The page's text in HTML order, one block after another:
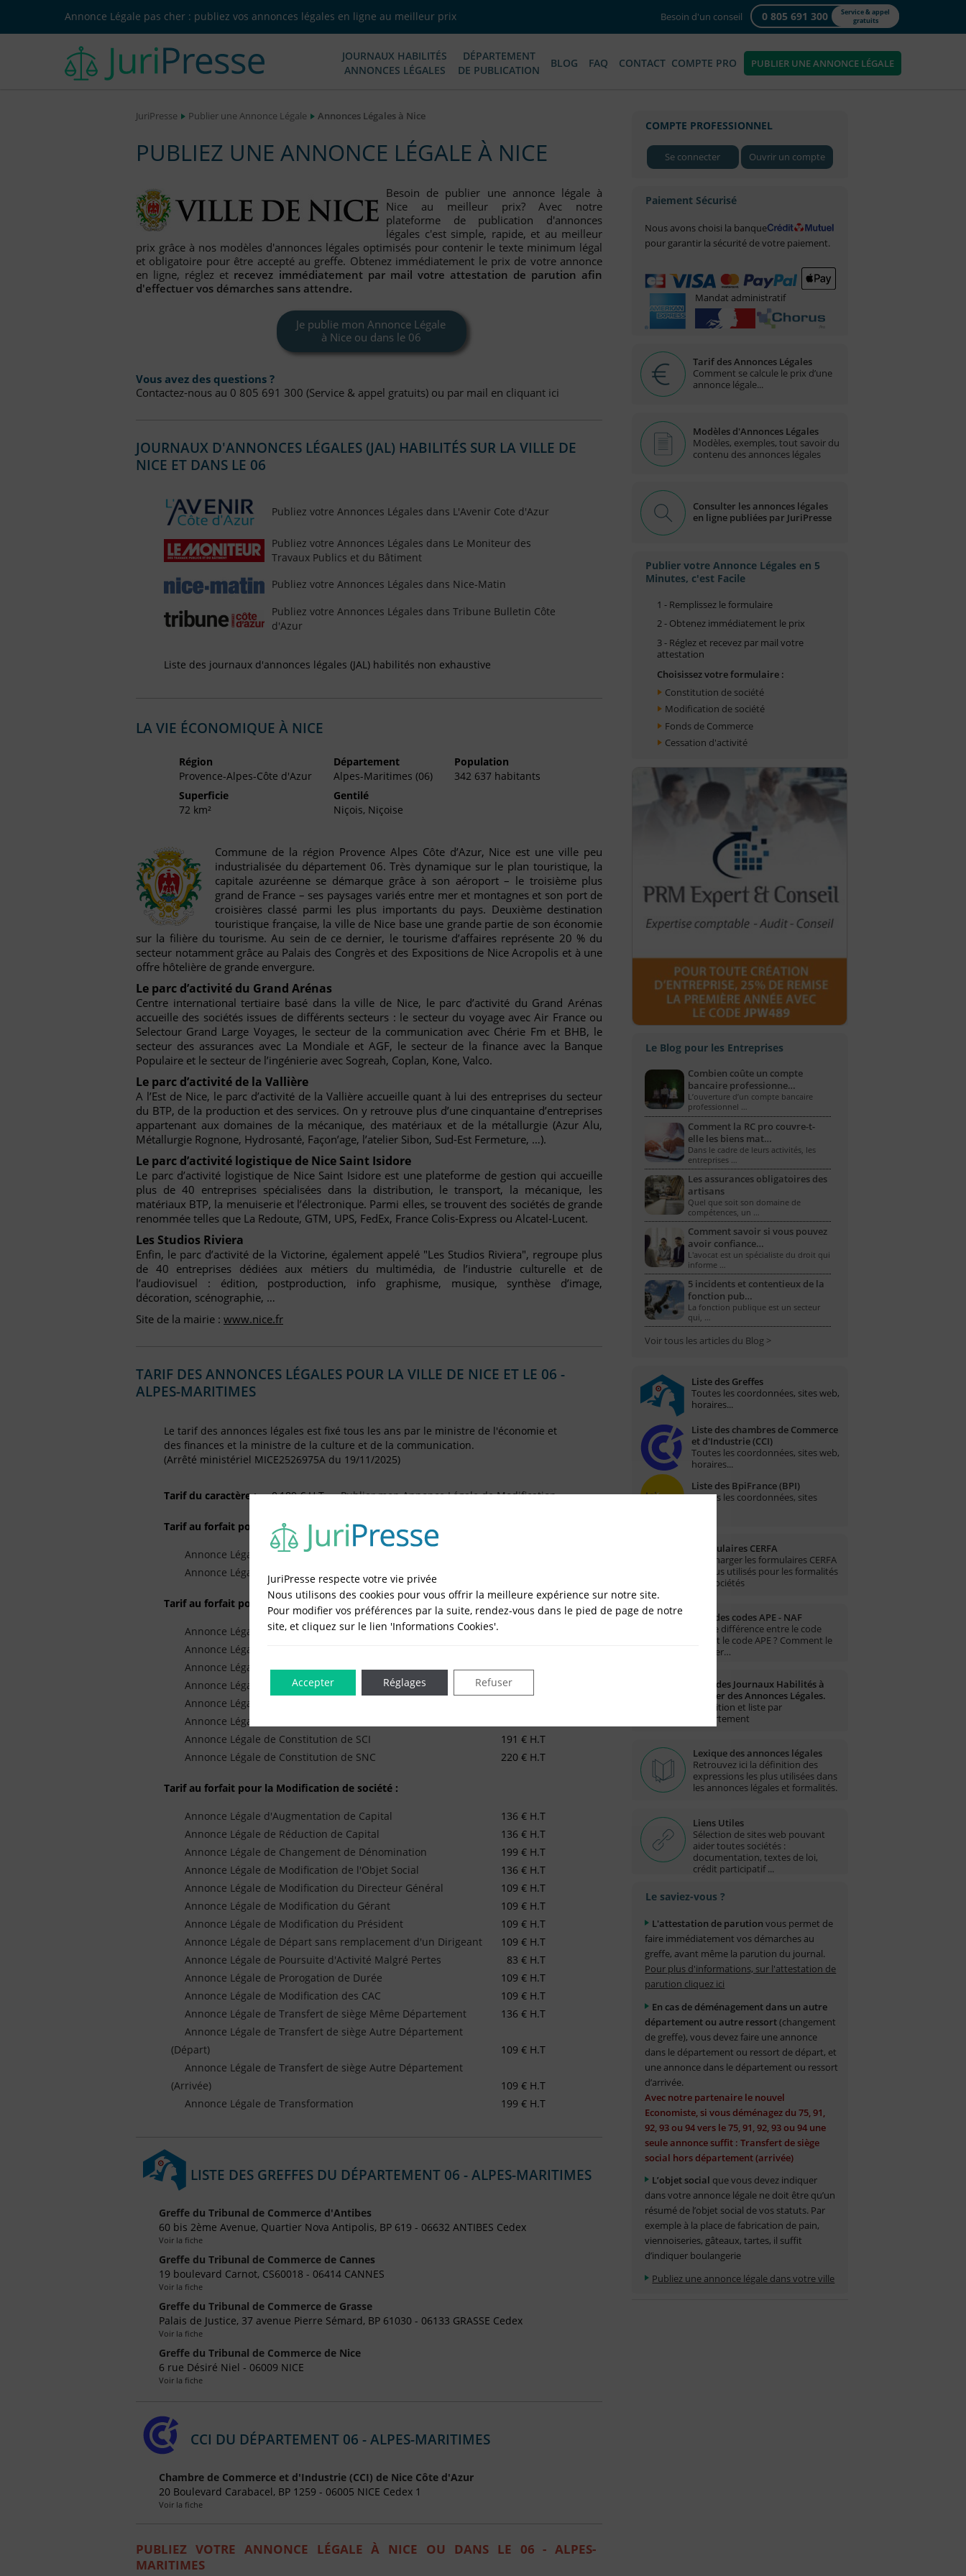
Annonce Légale pas cher : publiez vos annonces légales en ligne au meilleur prix Besoin d'un conseil 0 805 691 300
Service & appel
gratuits
JOURNAUX HABILITÉS
ANNONCES LÉGALES
DÉPARTEMENT
DE PUBLICATION
BLOG FAQ CONTACT COMPTE PRO PUBLIER UNE ANNONCE LÉGALE
JuriPresse Publier une Annonce Légale Annonces Légales à Nice
PUBLIEZ UNE ANNONCE LÉGALE À NICE
Besoin de publier une annonce légale à
Nice au meilleur prix? Avec notre
plateforme de publication d'annonces
légales c'est simple, rapide, et au meilleur
prix grâce à nos modèles d'annonces légales optimisés pour contenir le texte minimum légal
et obligatoire pour être accepté au greffe. Obtenez immédiatement le prix de votre annonce
en ligne, réglez et recevez immédiatement par mail votre attestation de parution afin
d'effectuer vos démarches sans attendre.
Je publie mon Annonce Légale
à Nice ou dans le 06
Vous avez des questions ?
Contactez-nous au 0 805 691 300 (Service & appel gratuits) ou par mail en cliquant ici
JOURNAUX D'ANNONCES LÉGALES (JAL) HABILITÉS SUR LA VILLE DE
NICE ET DANS LE 06
Publiez votre Annonces Légales dans L'Avenir Cote d'Azur
Publiez votre Annonces Légales dans Le Moniteur des
Travaux Publics et du Bâtiment
Publiez votre Annonces Légales dans Nice-Matin
Publiez votre Annonces Légales dans Tribune Bulletin Côte
d'Azur
Liste des journaux d'annonces légales (JAL) habilités non exhaustive
LA VIE ÉCONOMIQUE À NICE
Région
Provence-Alpes-Côte d'Azur
Département
Alpes-Maritimes (06)
Population
342 637 habitants
Superficie
72 km²
Gentilé
Niçois, Niçoise
Commune de la région Provence Alpes Côte d’Azur, Nice est une ville peu
industrialisée du département 06. Très dynamique sur le plan touristique, la
capitale azuréenne se démarque grâce à son aéroport – le troisième plus
grand de France – ses paysages variés entre mer et montagnes et son port de
croisières classé parmi les plus importants du pays. Deuxième destination
touristique française, la ville de Nice base une grande partie de son économie
sur la filière du tourisme. Au sein de ce dernier, le tourisme d’affaires représente 20 % du
secteur notamment grâce au Palais des Congrès et des Expositions de Nice Acropolis et à une
offre hôtelière de grande envergure.
Le parc d’activité du Grand Arénas
Centre international tertiaire basé dans la ville de Nice, le parc d’activité du Grand Arénas
accueille des sociétés issues de différents secteurs : le secteur du voyage avec Air France ou
Selectour Grand Large Voyages, le secteur de la communication avec Chérie Fm et BHB, le
secteur des assurances avec La Mondiale et AGF, le secteur de la finance avec la Banque
Populaire et le secteur de l’ingénierie avec Sogreah, Coplan, Kone, Valco.
Le parc d’activité de la Vallière
A l’Est de Nice, le parc d’activité de la Vallière accueille quant à lui des entreprises du secteur
du BTP, de la production et des services. On y retrouve plus d’une cinquantaine d’entreprises
appartenant aux domaines de la mécanique, des matériaux et de la métallurgie (Azur Alu,
Métallurgie Rognone, Hydrosanté, Façon’age, l’atelier Sibon, Sud-Est Fermeture, …).
Le parc d’activité logistique de Nice Saint Isidore
Le parc d’activité logistique de Nice Saint Isidore est une plateforme de gestion qui accueille
plus de 40 entreprises spécialisées dans la distribution, le transport, la mécanique, les
matériaux BTP, la menuiserie et l’électronique. Parmi elles, se trouvent des sociétés de grande
renommée telles que La Redoute, GTM, UPS, FedEx, France Colis-Express ou Alcatel-Lucent.
Les Studios Riviera
Enfin, le parc d’activité de la Victorine, également appelé "Les Studios Riviera", regroupe plus
de 40 entreprises dédiées aux métiers du multimédia, de l’industrie culturelle et de
l’audiovisuel : édition, postproduction, info graphisme, musique, synthèse d’image,
décoration, scénographie, …
Site de la mairie : www.nice.fr
TARIF DES ANNONCES LÉGALES POUR LA VILLE DE NICE ET LE 06 -
ALPES-MARITIMES
Le tarif des annonces légales est fixé tous les ans par le ministre de l'économie et
des finances et la ministre de la culture et de la communication.
(Arrêté ministériel MICE2526975A du 19/11/2025)
Tarif du caractère : 0,189 € H.T Publier mon Annonce Légale de Modification
Tarif au forfait pour la Cessation d'activité :
Annonce Légale de Dissolution anticipée
Annonce Légale de Clôture de liquidation
Tarif au forfait pour la Constitution de société :
Annonce Légale de Constitution d'EURL
Annonce Légale de Constitution de SARL
Annonce Légale de Constitution de SA
399 € H.T
Annonce Légale de Constitution de SAS
199 € H.T
Annonce Légale de Constitution de SASU
Annonce Légale de Constitution de SC
Annonce Légale de Constitution de SCI
191 € H.T
Annonce Légale de Constitution de SNC
220 € H.T
Tarif au forfait pour la Modification de société :
Annonce Légale d'Augmentation de Capital
136 € H.T
Annonce Légale de Réduction de Capital
136 € H.T
Annonce Légale de Changement de Dénomination
199 € H.T
Annonce Légale de Modification de l'Objet Social
136 € H.T
Annonce Légale de Modification du Directeur Général
109 € H.T
Annonce Légale de Modification du Gérant
109 € H.T
Annonce Légale de Modification du Président
109 € H.T
Annonce Légale de Départ sans remplacement d'un Dirigeant
109 € H.T
Annonce Légale de Poursuite d'Activité Malgré Pertes
83 € H.T
Annonce Légale de Prorogation de Durée
109 € H.T
Annonce Légale de Modification des CAC
109 € H.T
Annonce Légale de Transfert de siège Même Département
136 € H.T
Annonce Légale de Transfert de siège Autre Département
(Départ)
109 € H.T
Annonce Légale de Transfert de siège Autre Département
(Arrivée)
109 € H.T
Annonce Légale de Transformation
199 € H.T
LISTE DES GREFFES DU DÉPARTEMENT 06 - ALPES-MARITIMES
Greffe du Tribunal de Commerce d'Antibes
60 bis 2ème Avenue, Quartier Nova Antipolis, BP 619 - 06632 ANTIBES Cedex
Voir la fiche
Greffe du Tribunal de Commerce de Cannes
19 boulevard Carnot, CS60018 - 06414 CANNES
Voir la fiche
Greffe du Tribunal de Commerce de Grasse
Palais de Justice, 37 avenue Pierre Sémard, BP 61030 - 06133 GRASSE Cedex
Voir la fiche
Greffe du Tribunal de Commerce de Nice
6 rue Désiré Niel - 06009 NICE
Voir la fiche
CCI DU DÉPARTEMENT 06 - ALPES-MARITIMES
Chambre de Commerce et d'Industrie (CCI) de Nice Côte d'Azur
20 Boulevard Carabacel, BP 1259 - 06005 NICE Cedex 1
Voir la fiche
PUBLIEZ VOTRE ANNONCE LÉGALE À NICE OU DANS LE 06 - ALPES-
MARITIMES
COMPTE PROFESSIONNEL
Se connecter Ouvrir un compte
Paiement Sécurisé
Nous avons choisi la banque
pour garantir la sécurité de votre paiement.
Mandat administratif
Tarif des Annonces Légales
Comment se calcule le prix d’une
annonce légale...
Modèles d'Annonces Légales
Modèles, exemples, tout savoir du
contenu des annonces légales
Consulter les annonces légales
en ligne publiées par JuriPresse
Publier votre Annonce Légales en 5
Minutes, c'est Facile
1 - Remplissez le formulaire
2 - Obtenez immédiatement le prix
3 - Réglez et recevez par mail votre
attestation
Choisissez votre formulaire :
Constitution de société
Modification de société
Fonds de Commerce
Cessation d'activité
Le Blog pour les Entreprises
Combien coûte un compte
bancaire professionne…
L’ouverture d’un compte bancaire
professionnel …
Comment la RC pro couvre-t-
elle les biens mat…
Dans le cadre de leurs activités, les
entreprises …
Les assurances obligatoires des
artisans
Quel que soit son domaine de
compétences, un …
Comment savoir si vous pouvez
avoir confiance…
L'avocat est un spécialiste du droit qui
informe …
5 incidents et contentieux de la
fonction pub…
La fonction publique est un secteur
qui, …
Voir tous les articles du Blog >
Liste des Greffes
Toutes les coordonnées, sites web,
horaires...
Liste des chambres de Commerce
et d'Industrie (CCI)
Toutes les coordonnées, sites web,
horaires...
Liste des BpiFrance (BPI)
Toutes les coordonnées, sites
Formulaires CERFA
Télécharger les formulaires CERFA
les plus utilisés pour les formalités
des sociétés
Liste des codes APE - NAF
Quelle différence entre le code
NAF et le code APE ? Comment le
trouver…
Liste des Journaux Habilités à
publier des Annonces Légales.
Définition et liste par
département
Lexique des annonces légales
Retrouvez ici la définition des
expressions les plus utilisées dans
les annonces légales et formalités.
Liens Utiles
Sélection de sites web pouvant
aider toutes sociétés :
documentation, textes de loi,
crédit participatif ...
Le saviez-vous ?
L'attestation de parution vous permet de
faire immédiatement vos démarches au
greffe, avant même la parution du journal.
Pour plus d'informations, sur l'attestation de
parution cliquez ici
En cas de déménagement dans un autre
département ou autre ressort(changement
de greffe), vous devez faire une annonce
dans le département ou ressort de départ, et
une annonce dans le département ou ressort
d’arrivée.
Avec notre partenaire le nouvel
Economiste, si vous déménagez du 75, 91,
92, 93 ou 94 vers le 75, 91, 92, 93 ou 94 une
seule annonce suffit : Transfert de siège
social hors département (arrivée)
L’objet social que vous devez indiquer
dans votre annonce légale ne doit être qu’un
résumé de l’objet social de vos statuts. Par
exemple à la place de fabrication de pain,
viennoiseries, gâteaux, tartes, il suffit
d’indiquer boulangerie
Publiez une annonce légale dans votre ville
JuriPresse respecte votre vie privée
Nous utilisons des cookies pour vous offrir la meilleure expérience sur notre site.
Pour modifier vos préférences par la suite, rendez-vous dans le pied de page de notre
site, et cliquez sur le lien 'Informations Cookies'.
Accepter Refuser
Réglages